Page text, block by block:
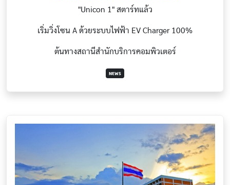
"Unicon 1" สตาร์ทแล้ว
เริ่มวิ่งโซน A ด้วยระบบไฟฟ้า EV Charger 100%
ต้นทางสถานีสำนักบริการคอมพิวเตอร์
NEWS